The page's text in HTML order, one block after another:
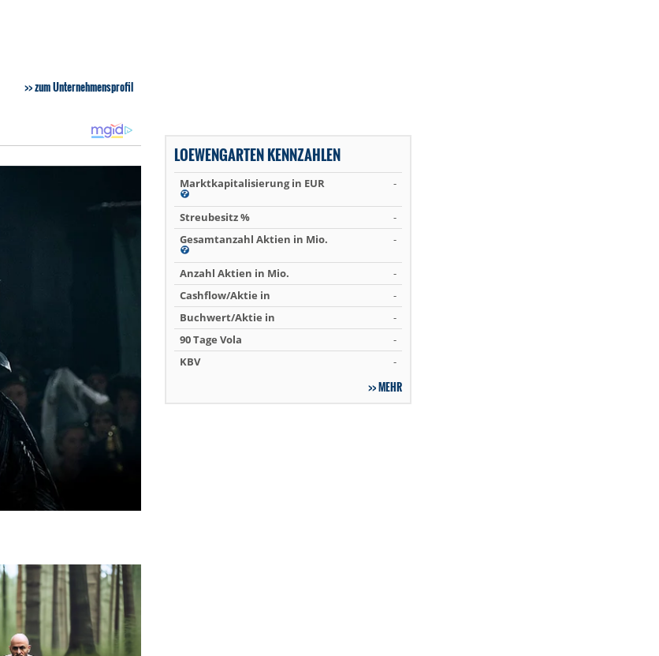
zum Unternehmensprofil
LOEWENGARTEN KENNZAHLEN
Marktkapitalisierung in EUR -
Streubesitz %
-
Gesamtanzahl Aktien in Mio.
-
Anzahl Aktien in Mio.
-
Cashflow/Aktie in
-
Buchwert/Aktie in
-
90 Tage Vola
-
KBV
-
MEHR